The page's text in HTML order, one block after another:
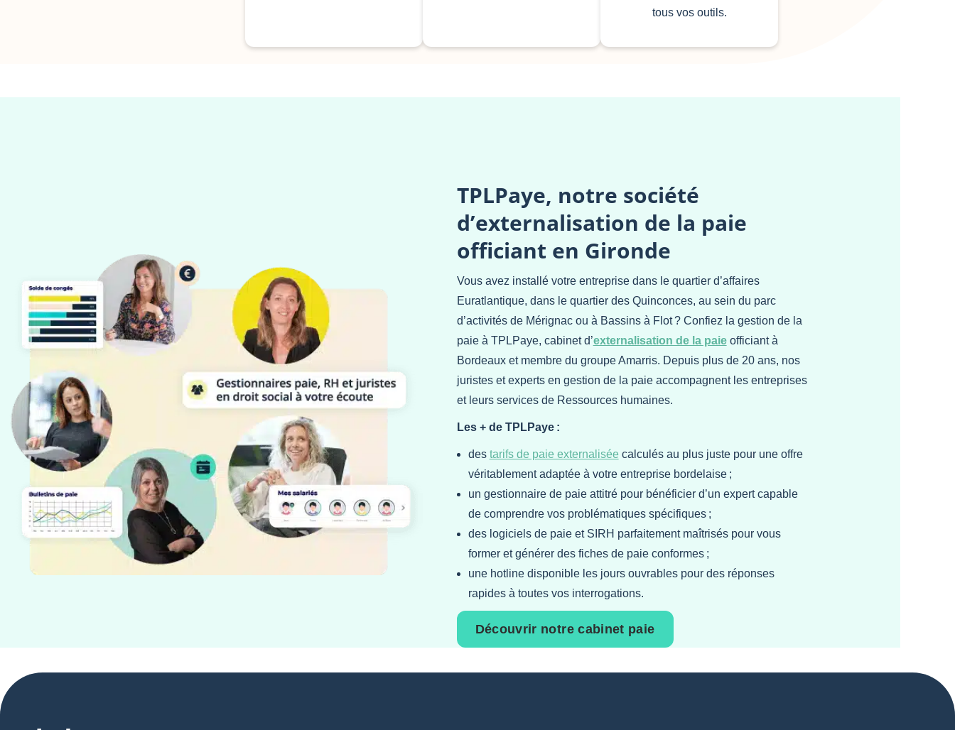
tous vos outils.
TPLPaye, notre société
d’externalisation de la paie
officiant en Gironde
Vous avez installé votre entreprise dans le quartier d’affaires
Euratlantique, dans le quartier des Quinconces, au sein du parc
d’activités de Mérignac ou à Bassins à Flot ? Confiez la gestion de la
paie à TPLPaye, cabinet d’externalisation de la paieofficiant à
Bordeaux et membre du groupe Amarris. Depuis plus de 20 ans, nos
juristes et experts en gestion de la paie accompagnent les entreprises
et leurs services de Ressources humaines.
Les + de TPLPaye :
des tarifs de paie externaliséecalculés au plus juste pour une offre
véritablement adaptée à votre entreprise bordelaise ;
un gestionnaire de paie attitré pour bénéficier d’un expert capable
de comprendre vos problématiques spécifiques ;
des logiciels de paie et SIRH parfaitement maîtrisés pour vous
former et générer des fiches de paie conformes ;
une hotline disponible les jours ouvrables pour des réponses
rapides à toutes vos interrogations.
Découvrir notre cabinet paie